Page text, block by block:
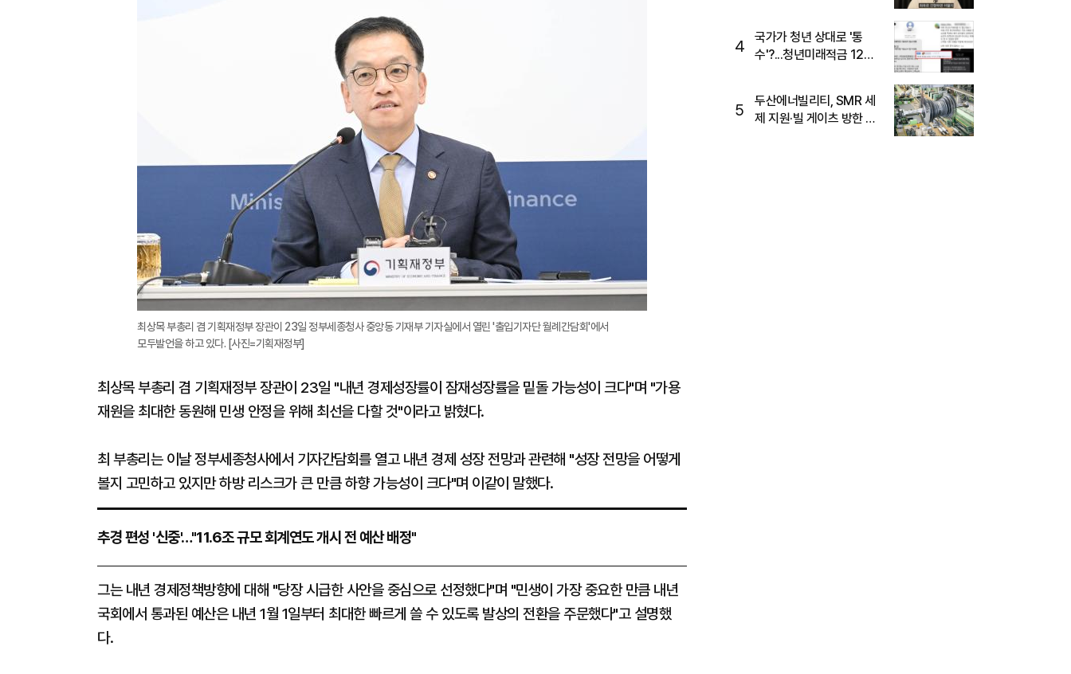
최상목 부총리 겸 기획재정부 장관이 23일 정부세종청사 중앙동 기재부 기자실에서 열린 '출입기자단 월례간담회'에서
모두발언을 하고 있다. [사진=기획재정부]
최상목 부총리 겸 기획재정부 장관이 23일 "내년 경제성장률이 잠재성장률을 밑돌 가능성이 크다"며 "가용
재원을 최대한 동원해 민생 안정을 위해 최선을 다할 것"이라고 밝혔다.
최 부총리는 이날 정부세종청사에서 기자간담회를 열고 내년 경제 성장 전망과 관련해 "성장 전망을 어떻게
볼지 고민하고 있지만 하방 리스크가 큰 만큼 하향 가능성이 크다"며 이같이 말했다.
추경 편성 '신중'…"11.6조 규모 회계연도 개시 전 예산 배정"
그는 내년 경제정책방향에 대해 "당장 시급한 사안을 중심으로 선정했다"며 "민생이 가장 중요한 만큼 내년
국회에서 통과된 예산은 내년 1월 1일부터 최대한 빠르게 쓸 수 있도록 발상의 전환을 주문했다"고 설명했
다.
4
국가가 청년 상대로 '통
수'?...청년미래적금 12%
5
두산에너빌리티, SMR 세
제 지원·빌 게이츠 방한 기